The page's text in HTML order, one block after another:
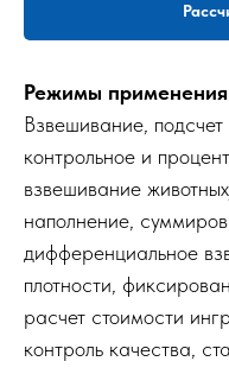
Режимы применения
Взвешивание, подсчет
контрольное и
взвешивание
наполнение,
дифференциальное
плотности,
расчет стоимости
контроль качества,